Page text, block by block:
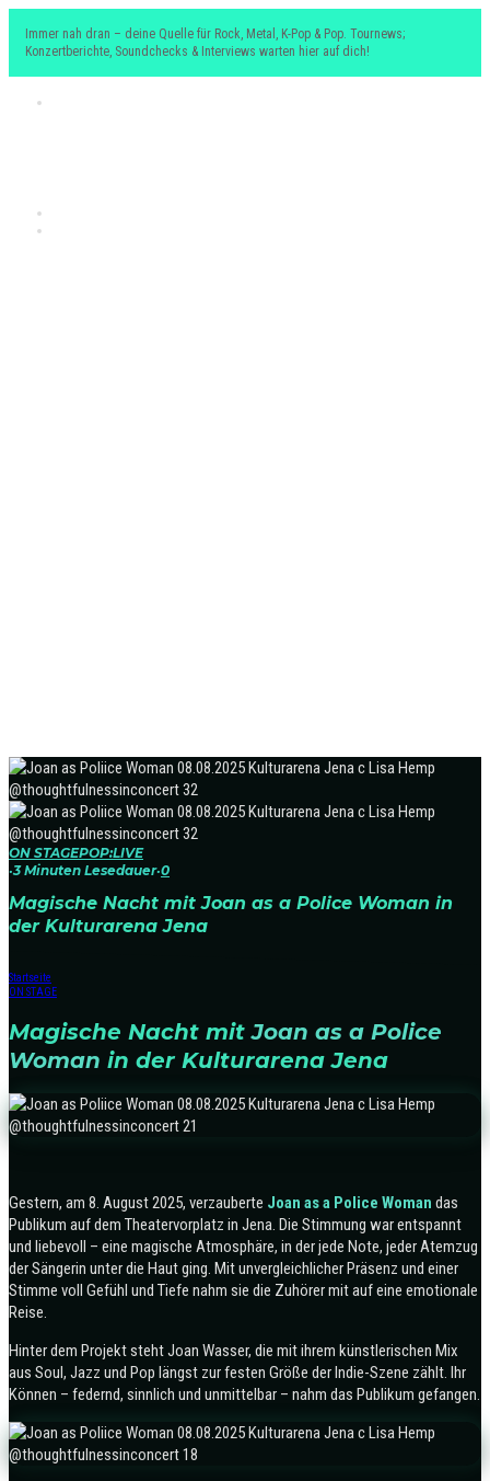
Immer nah dran – deine Quelle für Rock, Metal, K-Pop & Pop. Tournews;
Konzertberichte, Soundchecks & Interviews warten hier auf dich!
ON STAGEPOP:LIVE
·3 Minuten Lesedauer·0
Magische Nacht mit Joan as a Police Woman in
der Kulturarena Jena
Startseite
ON STAGE
Magische Nacht mitJoan as a Police
Woman in der Kulturarena Jena
Gestern, am 8. August 2025, verzauberte Joan as a Police Woman das
Publikum auf dem Theatervorplatz in Jena. Die Stimmung war entspannt
und liebevoll – eine magische Atmosphäre, in der jede Note, jeder Atemzug
der Sängerin unter die Haut ging. Mit unvergleichlicher Präsenz und einer
Stimme voll Gefühl und Tiefe nahm sie die Zuhörer mit auf eine emotionale
Reise.
Hinter dem Projekt steht Joan Wasser, die mit ihrem künstlerischen Mix
aus Soul, Jazz und Pop längst zur festen Größe der Indie-Szene zählt. Ihr
Können – federnd, sinnlich und unmittelbar – nahm das Publikum gefangen.